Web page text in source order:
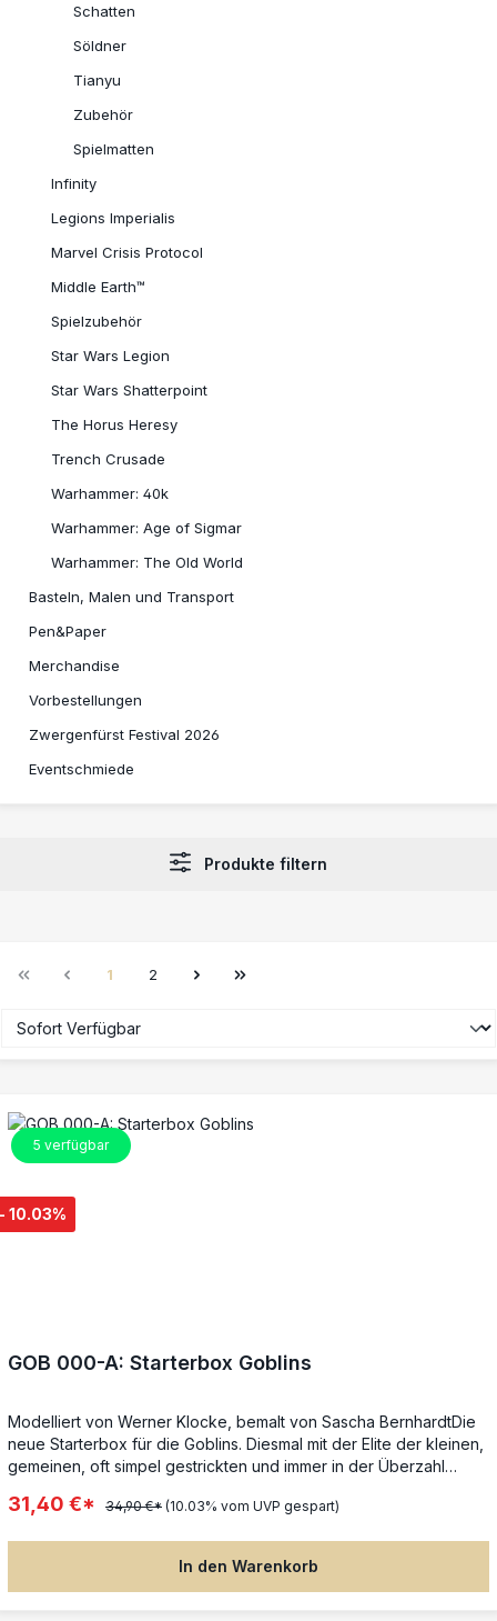
Schatten
Söldner
Tianyu
Zubehör
Spielmatten
Infinity
Legions Imperialis
Marvel Crisis Protocol
Middle Earth™
Spielzubehör
Star Wars Legion
Star Wars Shatterpoint
The Horus Heresy
Trench Crusade
Warhammer: 40k
Warhammer: Age of Sigmar
Warhammer: The Old World
Basteln, Malen und Transport
Pen&Paper
Merchandise
Vorbestellungen
Zwergenfürst Festival 2026
Eventschmiede
Produkte filtern
Seite
1 Seite
2
5 verfügbar
10.03%
GOB 000-A: Starterbox Goblins
Modelliert von Werner Klocke, bemalt von Sascha BernhardtDie
neue Starterbox für die Goblins. Diesmal mit der Elite der kleinen,
gemeinen, oft simpel gestrickten und immer in der Überzahl
Pezsierra, SpezialistGOB 036 Hasardeur + Hartes Mädel,
englischer Sprache.Den Figuren liegen die Charakterkarten mit
31,40 €* 34,90 €* (10.03% vom UVP gespart)
In den Warenkorb